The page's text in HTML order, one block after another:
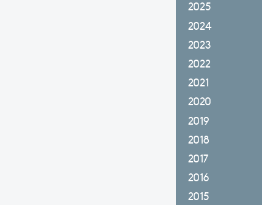
2025
2024
2023
2022
2021
2020
2019
2018
2017
2016
2015